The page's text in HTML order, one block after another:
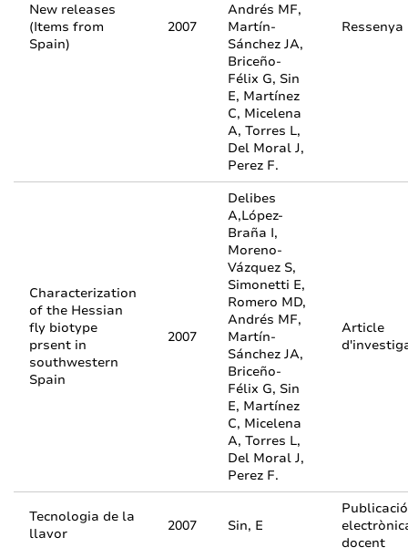
New releases
(Items from
Spain)
2007
Andrés MF,
Martín-
Sánchez JA,
Briceño-
Félix G, Sin
E, Martínez
C, Micelena
A, Torres L,
Del Moral J,
Perez F.
Ressenya
Characterization
of the Hessian
fly biotype
prsent in
southwestern
Spain
2007
Delibes
A,López-
Braña I,
Moreno-
Vázquez S,
Simonetti E,
Romero MD,
Andrés MF,
Martín-
Sánchez JA,
Briceño-
Félix G, Sin
E, Martínez
C, Micelena
A, Torres L,
Del Moral J,
Perez F.
Article
Tecnologia de la
llavor
2007 Sin, E
Publicació
docent